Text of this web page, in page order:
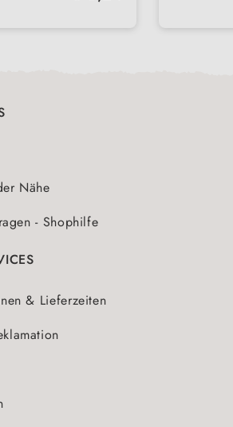
Nähe
- Shophilfe
& Lieferzeiten